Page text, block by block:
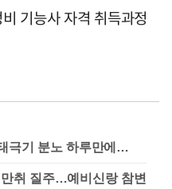
기능사 자격 취득과정
극기 분노 하루만에…
취 질주…예비신랑 참변